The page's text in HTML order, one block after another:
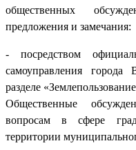
общественных
предложения и замечания:
- посредством
самоуправления города
разделе
Общественные
вопросам в сфере
территории